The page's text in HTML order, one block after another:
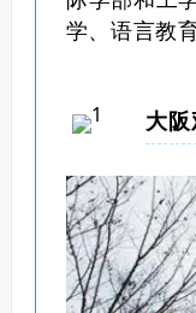
学、语言教
大